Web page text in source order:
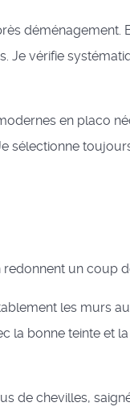
Je vérifie
en placo
sélectionne
un coup
les murs
la bonne teinte et
de chevilles,